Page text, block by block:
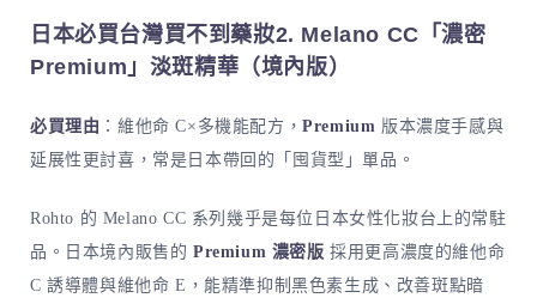
日本必買台灣買不到藥妝2. Melano CC「濃密
Premium」淡斑精華（境內版）
必買理由 ：維他命 C×多機能配方，Premium 版本濃度手感與
延展性更討喜，常是日本帶回的「囤貨型」單品。
Rohto 的 Melano CC 系列幾乎是每位日本女性化妝台上的常駐
品。日本境內販售的 Premium 濃密版 採用更高濃度的維他命
C 誘導體與維他命 E，能精準抑制黑色素生成、改善斑點暗